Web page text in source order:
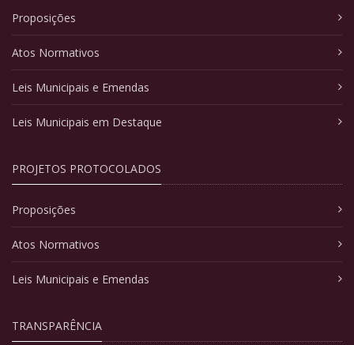
Proposições
Atos Normativos
Leis Municipais e Emendas
Leis Municipais em Destaque
PROJETOS PROTOCOLADOS
Proposições
Atos Normativos
Leis Municipais e Emendas
TRANSPARÊNCIA